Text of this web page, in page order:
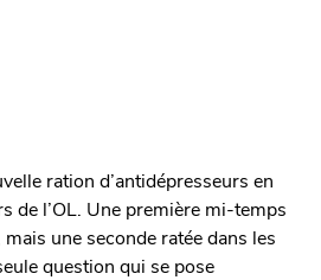
ration d’antidépresseurs en
de l’OL. Une première mi-temps
une seconde ratée dans les
question qui se pose